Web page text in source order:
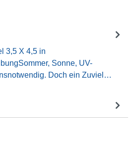
3,5 X 4,5 in
Sonne, UV-
Doch ein Zuviel…